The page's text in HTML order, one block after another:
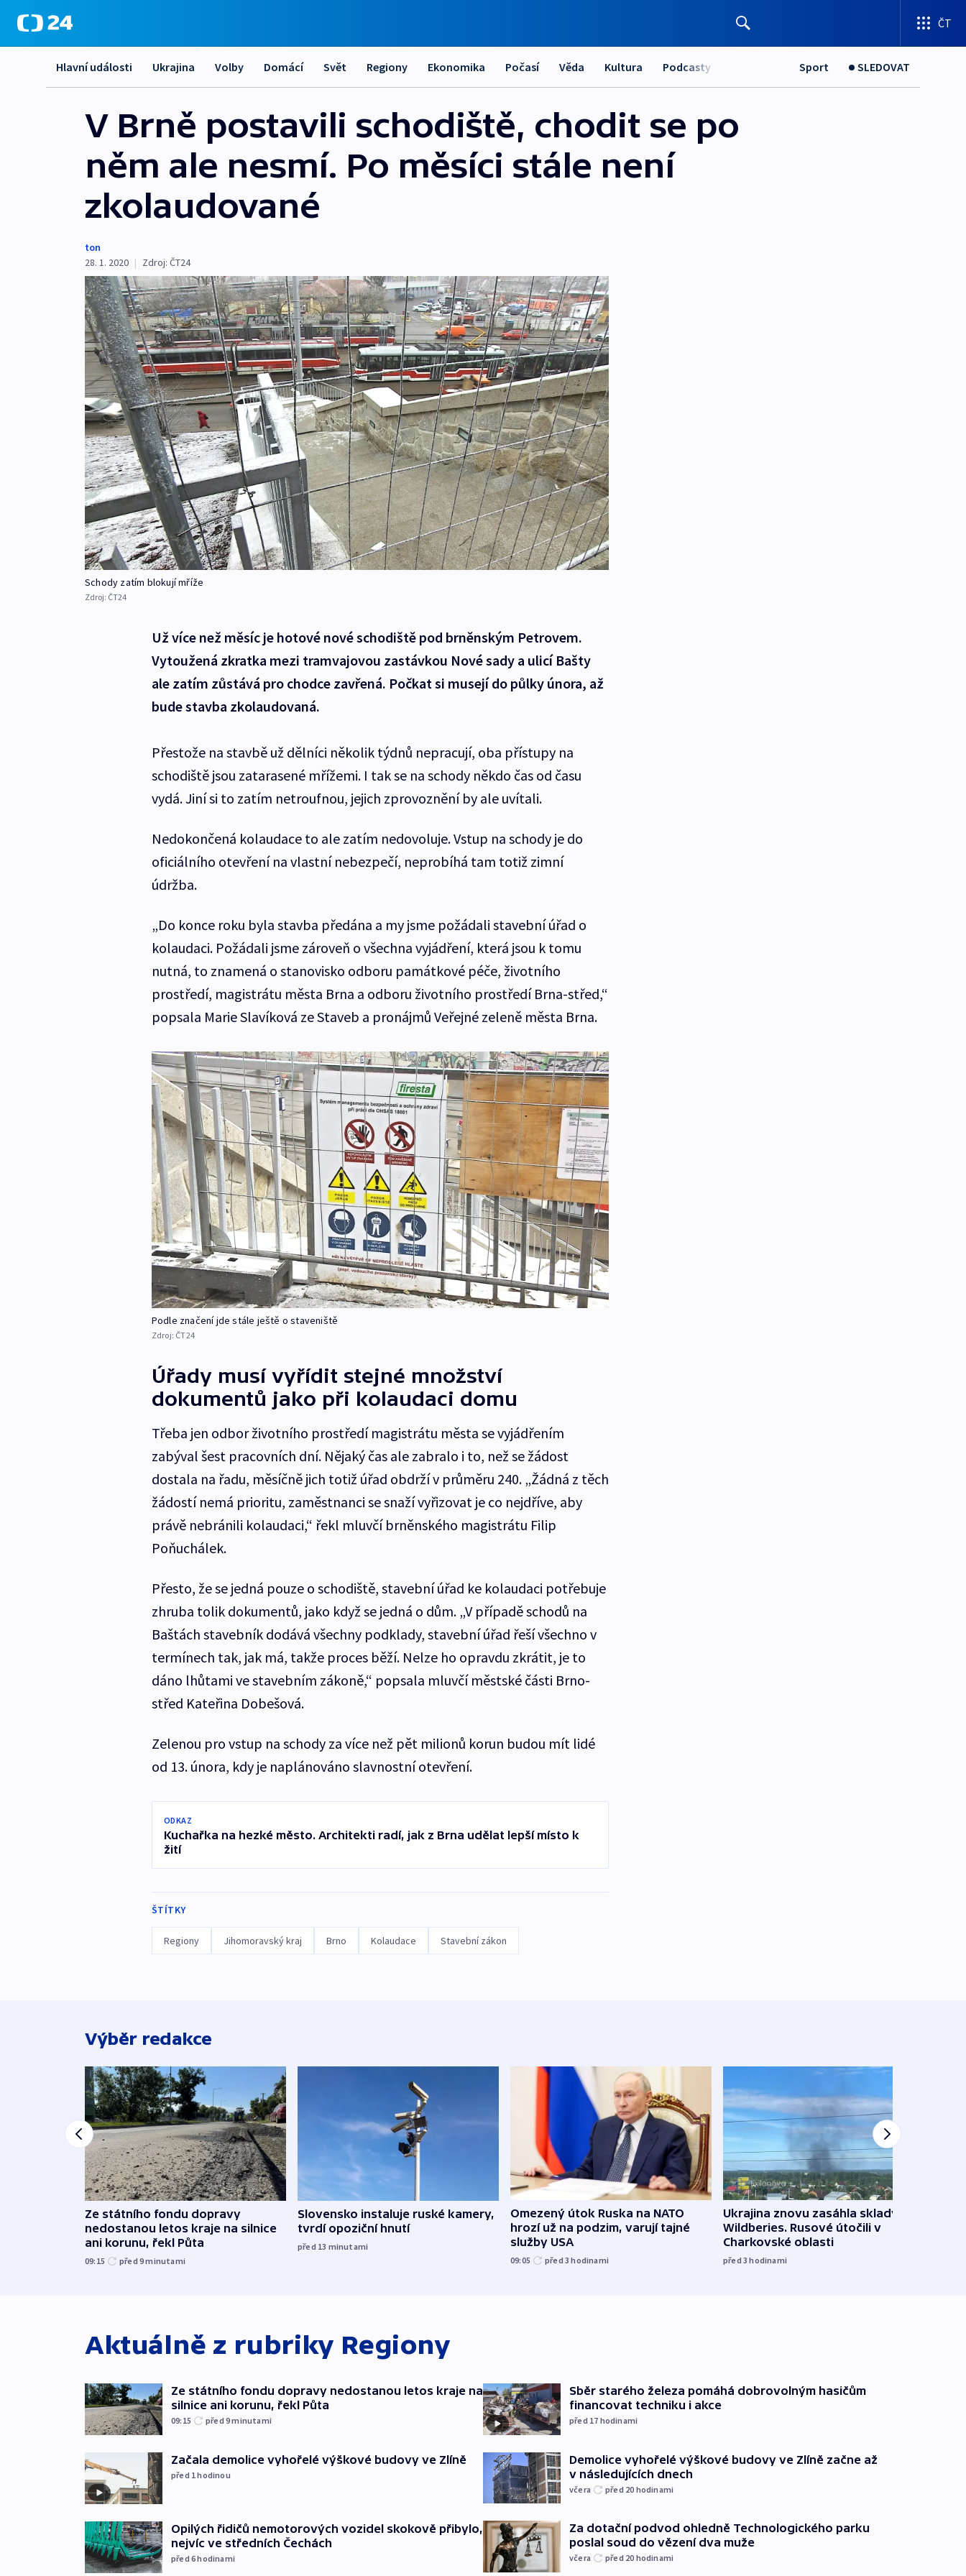
ČT
Hlavní události Ukrajina Volby Domácí Svět Regiony Ekonomika Počasí Věda Kultura Podcasty Sport SLEDOVAT
V Brně postavili schodiště, chodit se po
něm ale nesmí. Po měsíci stále není
zkolaudované
ton
28. 1. 2020 | Zdroj: ČT24
Schody zatím blokují mříže
Zdroj: ČT24
Už více než měsíc je hotové nové schodiště pod brněnským Petrovem.
Vytoužená zkratka mezi tramvajovou zastávkou Nové sady a ulicí Bašty
ale zatím zůstává pro chodce zavřená. Počkat si musejí do půlky února, až
bude stavba zkolaudovaná.
Přestože na stavbě už dělníci několik týdnů nepracují, oba přístupy na
schodiště jsou zatarasené mřížemi. I tak se na schody někdo čas od času
vydá. Jiní si to zatím netroufnou, jejich zprovoznění by ale uvítali.
Nedokončená kolaudace to ale zatím nedovoluje. Vstup na schody je do
oficiálního otevření na vlastní nebezpečí, neprobíhá tam totiž zimní
údržba.
„Do konce roku byla stavba předána a my jsme požádali stavební úřad o
kolaudaci. Požádali jsme zároveň o všechna vyjádření, která jsou k tomu
nutná, to znamená o stanovisko odboru památkové péče, životního
prostředí, magistrátu města Brna a odboru životního prostředí Brna-střed,“
popsala Marie Slavíková ze Staveb a pronájmů Veřejné zeleně města Brna.
Podle značení jde stále ještě o staveniště
Zdroj: ČT24
Úřady musí vyřídit stejné množství
dokumentů jako při kolaudaci domu
Třeba jen odbor životního prostředí magistrátu města se vyjádřením
zabýval šest pracovních dní. Nějaký čas ale zabralo i to, než se žádost
dostala na řadu, měsíčně jich totiž úřad obdrží v průměru 240. „Žádná z těch
žádostí nemá prioritu, zaměstnanci se snaží vyřizovat je co nejdříve, aby
právě nebránili kolaudaci,“ řekl mluvčí brněnského magistrátu Filip
Poňuchálek.
Přesto, že se jedná pouze o schodiště, stavební úřad ke kolaudaci potřebuje
zhruba tolik dokumentů, jako když se jedná o dům. „V případě schodů na
Baštách stavebník dodává všechny podklady, stavební úřad řeší všechno v
termínech tak, jak má, takže proces běží. Nelze ho opravdu zkrátit, je to
dáno lhůtami ve stavebním zákoně,“ popsala mluvčí městské části Brno-
střed Kateřina Dobešová.
Zelenou pro vstup na schody za více než pět milionů korun budou mít lidé
od 13. února, kdy je naplánováno slavnostní otevření.
ODKAZ
Kuchařka na hezké město. Architekti radí, jak z Brna udělat lepší místo k
žití
ŠTÍTKY
Regiony Jihomoravský kraj Brno Kolaudace Stavební zákon
Výběr redakce
Ze státního fondu dopravy
nedostanou letos kraje na silnice
ani korunu, řekl Půta
09:15 před 9minutami
Slovensko instaluje ruské kamery,
tvrdí opoziční hnutí
před 13 minutami
Omezený útok Ruska na NATO
hrozí už na podzim, varují tajné
služby USA
09:05 před 3hodinami
Ukrajina znovu zasáhla sklady
Wildberies. Rusové útočili v
Charkovské oblasti
před 3hodinami
Aktuálně z rubriky Regiony
Ze státního fondu dopravy nedostanou letos kraje na
silnice ani korunu, řekl Půta
09:15 před 9minutami
Začala demolice vyhořelé výškové budovy ve Zlíně
před 1hodinou
Opilých řidičů nemotorových vozidel skokově přibylo,
nejvíc ve středních Čechách
před 6hodinami
Sběr starého železa pomáhá dobrovolným hasičům
financovat techniku i akce
před 17 hodinami
Demolice vyhořelé výškové budovy ve Zlíně začne až
v následujících dnech
včera před 20 hodinami
Za dotační podvod ohledně Technologického parku
poslal soud do vězení dva muže
včera před 20 hodinami